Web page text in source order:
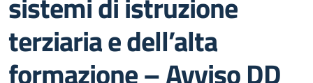
terziaria e dell’alta
formazione – Avviso DD